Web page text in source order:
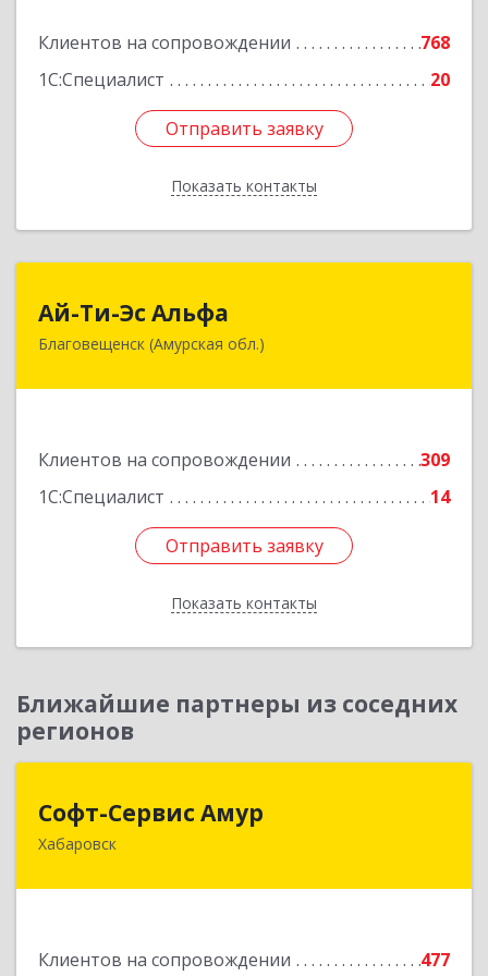
Клиентов на сопровождении
768
1С:Специалист
20
Отправить заявку
Показать контакты
Отправить заявку
Назад
Ай-Ти-Эс Альфа
Благовещенск (Амурская обл.)
Клиентов на сопровождении
309
1С:Специалист
14
Отправить заявку
Показать контакты
675000, Амурская обл, Благовещенск г, Зейская
Отправить заявку
Назад
Ближайшие партнеры из соседних
регионов
Софт-Сервис Амур
Хабаровск
Клиентов на сопровождении 477
680000, Хабаровский край, Хабаровск г,